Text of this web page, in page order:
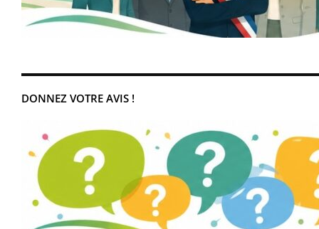
DONNEZ VOTRE AVIS !